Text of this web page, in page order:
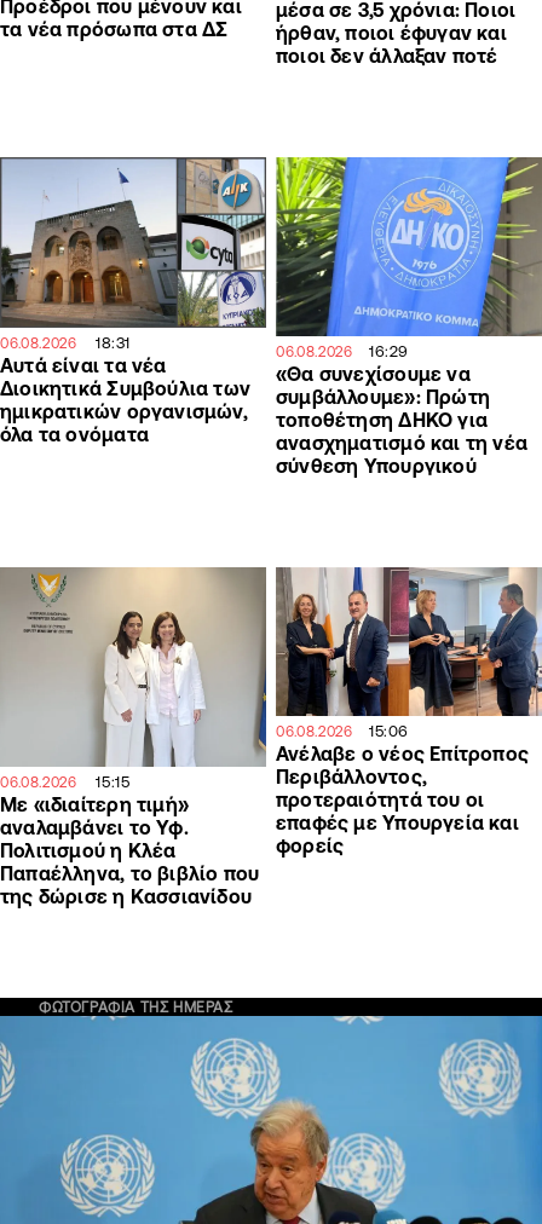
Προέδροι που μένουν και
τα νέα πρόσωπα στα ΔΣ
μέσα σε 3,5 χρόνια: Ποιοι
ήρθαν, ποιοι έφυγαν και
ποιοι δεν άλλαξαν ποτέ
06.08.2026 18:31
Αυτά είναι τα νέα
Διοικητικά Συμβούλια των
ημικρατικών οργανισμών,
όλα τα ονόματα
06.08.2026 16:29
«Θα συνεχίσουμε να
συμβάλλουμε»: Πρώτη
τοποθέτηση ΔΗΚΟ για
ανασχηματισμό και τη νέα
σύνθεση Υπουργικού
06.08.2026 15:15
Με «ιδιαίτερη τιμή»
αναλαμβάνει το Υφ.
Πολιτισμού η Κλέα
Παπαέλληνα, το βιβλίο που
της δώρισε η Κασσιανίδου
06.08.2026 15:06
Ανέλαβε ο νέος Επίτροπος
Περιβάλλοντος,
προτεραιότητά του οι
επαφές με Υπουργεία και
φορείς
ΦΩΤΟΓΡΑΦΙΑ ΤΗΣ ΗΜΕΡΑΣ